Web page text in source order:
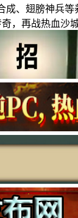
、翅膀神兵
，再战热血沙